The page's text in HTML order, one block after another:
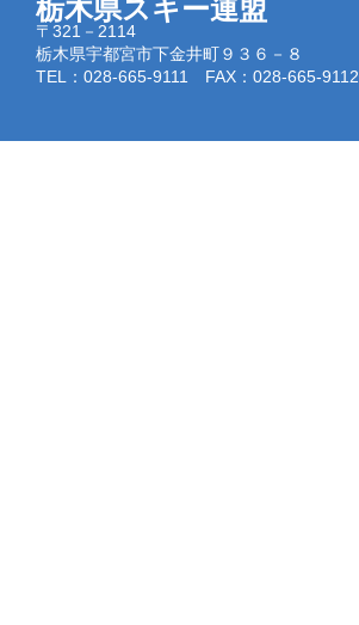
栃木県スキー連盟
〒321－2114
栃木県宇都宮市下金井町９３６－８
TEL：028-665-9111 FAX：028-665-9112